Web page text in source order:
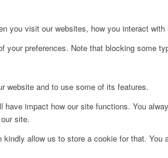
visit our websites, how you interact
preferences. Note that blocking some
website and to use some of its features.
impact how our site functions. You
site.
allow us to store a cookie for that.